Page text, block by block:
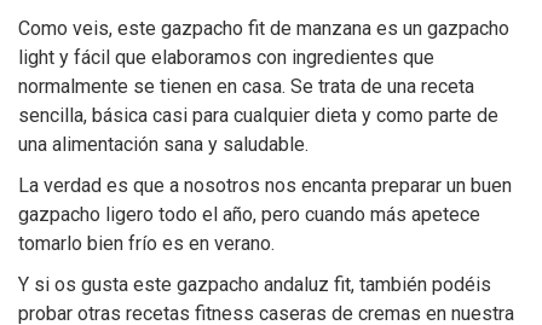
Como veis, este gazpacho fit de manzana es un gazpacho
light y fácil que elaboramos con ingredientes que
normalmente se tienen en casa. Se trata de una receta
sencilla, básica casi para cualquier dieta y como parte de
una alimentación sana y saludable.
La verdad es que a nosotros nos encanta preparar un buen
gazpacho ligero todo el año, pero cuando más apetece
tomarlo bien frío es en verano.
Y si os gusta este gazpacho andaluz fit, también podéis
probar otras recetas fitness caseras de cremas en nuestra